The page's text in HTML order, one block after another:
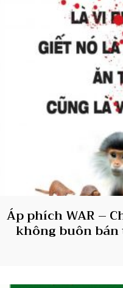
Áp phích WAR –
không buôn